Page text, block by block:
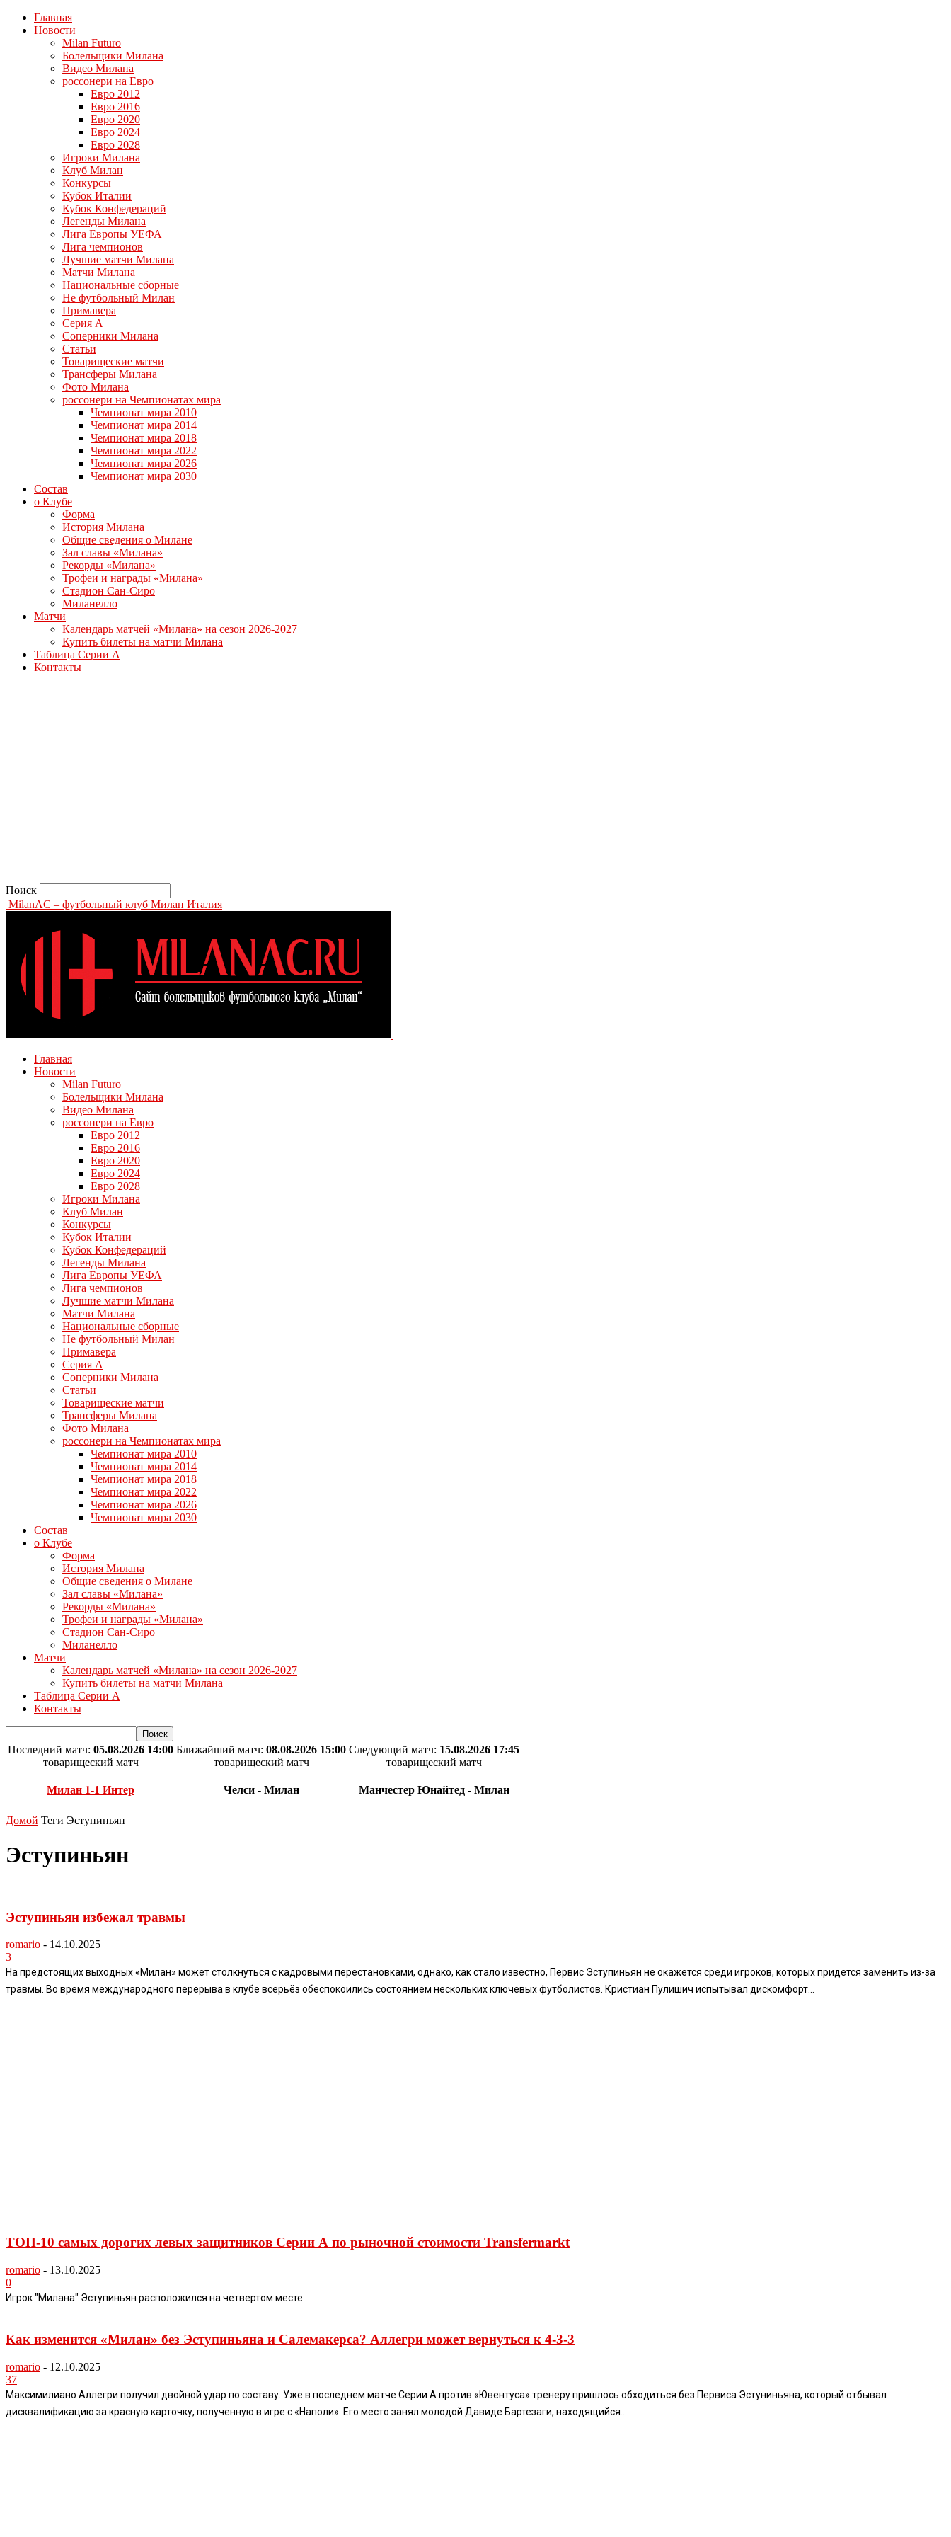
Главная
Новости
Milan Futuro
Болельщики Милана
Видео Милана
россонери на Евро
Евро 2012
Евро 2016
Евро 2020
Евро 2024
Евро 2028
Игроки Милана
Клуб Милан
Конкурсы
Кубок Италии
Кубок Конфедераций
Легенды Милана
Лига Европы УЕФА
Лига чемпионов
Лучшие матчи Милана
Матчи Милана
Национальные сборные
Не футбольный Милан
Примавера
Серия А
Соперники Милана
Статьи
Товарищеские матчи
Трансферы Милана
Фото Милана
россонери на Чемпионатах мира
Чемпионат мира 2010
Чемпионат мира 2014
Чемпионат мира 2018
Чемпионат мира 2022
Чемпионат мира 2026
Чемпионат мира 2030
Состав
о Клубе
Форма
История Милана
Общие сведения о Милане
Зал славы «Милана»
Рекорды «Милана»
Трофеи и награды «Милана»
Стадион Сан-Сиро
Миланелло
Матчи
Календарь матчей «Милана» на сезон 2026-2027
Купить билеты на матчи Милана
Таблица Серии А
Контакты
Поиск
MilanAC – футбольный клуб Милан Италия
Главная
Новости
Milan Futuro
Болельщики Милана
Видео Милана
россонери на Евро
Евро 2012
Евро 2016
Евро 2020
Евро 2024
Евро 2028
Игроки Милана
Клуб Милан
Конкурсы
Кубок Италии
Кубок Конфедераций
Легенды Милана
Лига Европы УЕФА
Лига чемпионов
Лучшие матчи Милана
Матчи Милана
Национальные сборные
Не футбольный Милан
Примавера
Серия А
Соперники Милана
Статьи
Товарищеские матчи
Трансферы Милана
Фото Милана
россонери на Чемпионатах мира
Чемпионат мира 2010
Чемпионат мира 2014
Чемпионат мира 2018
Чемпионат мира 2022
Чемпионат мира 2026
Чемпионат мира 2030
Состав
о Клубе
Форма
История Милана
Общие сведения о Милане
Зал славы «Милана»
Рекорды «Милана»
Трофеи и награды «Милана»
Стадион Сан-Сиро
Миланелло
Матчи
Календарь матчей «Милана» на сезон 2026-2027
Купить билеты на матчи Милана
Таблица Серии А
Контакты
Последний матч: 05.08.2026 14:00
товарищеский матч
Милан 1-1 Интер
Ближайший матч: 08.08.2026 15:00
товарищеский матч
Челси - Милан
Следующий матч: 15.08.2026 17:45
товарищеский матч
Манчестер Юнайтед - Милан
Домой Теги Эступиньян
Эступиньян
Эступиньян избежал травмы
romario - 14.10.2025
3
На предстоящих выходных «Милан» может столкнуться с кадровыми перестановками, однако, как стало известно, Первис Эступиньян не окажется среди игроков, которых придется заменить из-за
травмы. Во время международного перерыва в клубе всерьёз обеспокоились состоянием нескольких ключевых футболистов. Кристиан Пулишич испытывал дискомфорт...
ТОП-10 самых дорогих левых защитников Серии А по рыночной стоимости Transfermarkt
romario - 13.10.2025
0
Игрок "Милана" Эступиньян расположился на четвертом месте.
Как изменится «Милан» без Эступиньяна и Салемакерса? Аллегри может вернуться к 4-3-3
romario - 12.10.2025
37
Максимилиано Аллегри получил двойной удар по составу. Уже в последнем матче Серии А против «Ювентуса» тренеру пришлось обходиться без Первиса Эстуниньяна, который отбывал
дисквалификацию за красную карточку, полученную в игре с «Наполи». Его место занял молодой Давиде Бартезаги, находящийся...